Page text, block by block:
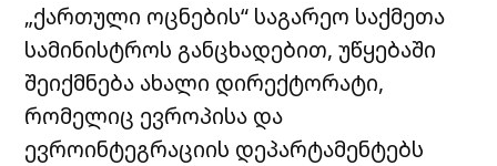
„ქართული ოცნების“ საგარეო საქმეთა
სამინისტროს განცხადებით, უწყებაში
შეიქმნება ახალი დირექტორატი,
რომელიც ევროპისა და
ევროინტეგრაციის დეპარტამენტებს